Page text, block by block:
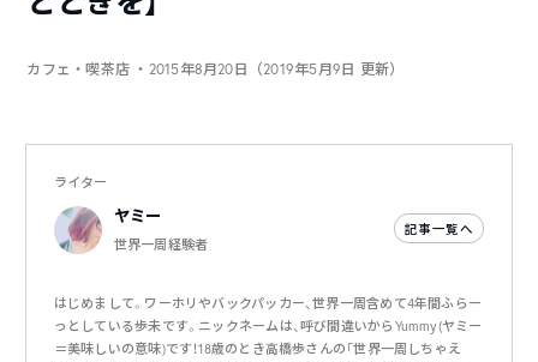
カフェ・喫茶店 ・2015年8月20日（2019年5月9日 更新）
ライター
ヤミー
世界一周経験者
記事一覧へ
はじめまして。ワーホリやバックパッカー、世界一周含めて4年間ふらー
っとしている歩未です。ニックネームは、呼び間違いからYummy(ヤミー
＝美味しいの意味)です！18歳のとき高橋歩さんの「世界一周しちゃえ